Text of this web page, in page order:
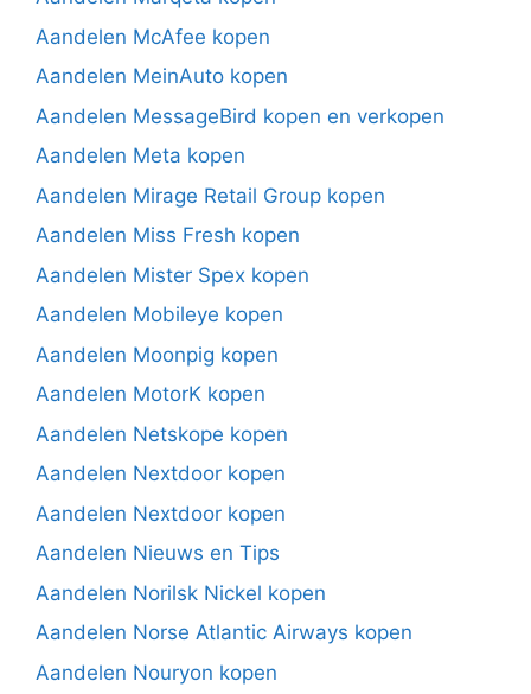
Aandelen McAfee kopen
Aandelen MeinAuto kopen
Aandelen MessageBird kopen en verkopen
Aandelen Meta kopen
Aandelen Mirage Retail Group kopen
Aandelen Miss Fresh kopen
Aandelen Mister Spex kopen
Aandelen Mobileye kopen
Aandelen Moonpig kopen
Aandelen MotorK kopen
Aandelen Netskope kopen
Aandelen Nextdoor kopen
Aandelen Nextdoor kopen
Aandelen Nieuws en Tips
Aandelen Norilsk Nickel kopen
Aandelen Norse Atlantic Airways kopen
Aandelen Nouryon kopen